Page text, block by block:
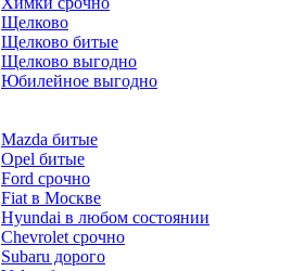
Щелково
Щелково битые
Щелково выгодно
Юбилейное выгодно
Mazda битые
Opel битые
Ford срочно
Fiat в Москве
Hyundai в любом состоянии
Chevrolet срочно
Subaru дорого